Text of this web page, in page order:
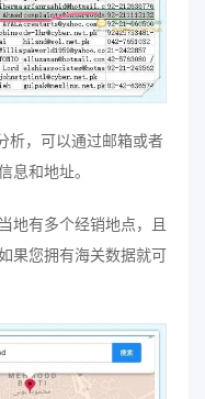
析，可以通过邮箱或者
息和地址。
地有多个经销地点，且
果您拥有海关数据就可